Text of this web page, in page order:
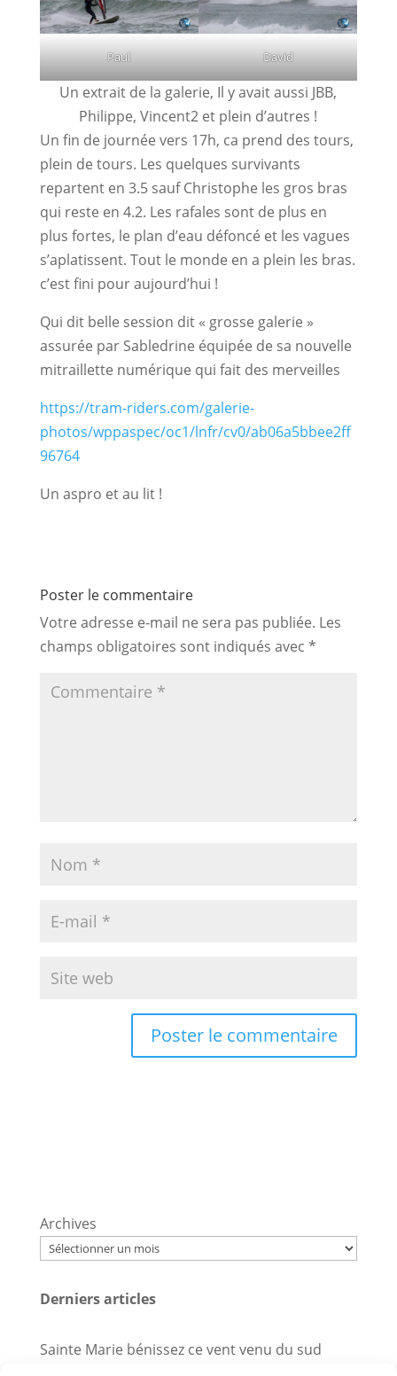
Paul David
Un extrait de la galerie, Il y avait aussi JBB,
Philippe, Vincent2 et plein d’autres !
Un fin de journée vers 17h, ca prend des tours,
plein de tours. Les quelques survivants
repartent en 3.5 sauf Christophe les gros bras
qui reste en 4.2. Les rafales sont de plus en
plus fortes, le plan d’eau défoncé et les vagues
s’aplatissent. Tout le monde en a plein les bras.
c’est fini pour aujourd’hui !
Qui dit belle session dit « grosse galerie »
assurée par Sabledrine équipée de sa nouvelle
mitraillette numérique qui fait des merveilles
https://tram-riders.com/galerie-
photos/wppaspec/oc1/lnfr/cv0/ab06a5bbee2ff
96764
Un aspro et au lit !
Poster le commentaire
Votre adresse e-mail ne sera pas publiée. Les
champs obligatoires sont indiqués avec *
Archives
Derniers articles
Sainte Marie bénissez ce vent venu du sud